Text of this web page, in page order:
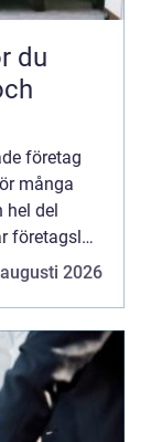
företag
många
hel del
företagslån
I denna
2026